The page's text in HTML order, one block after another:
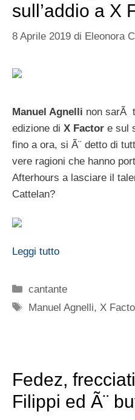
sull’addio a X
8 Aprile 2019 di Eleonora
Manuel Agnelli non sarÃ
edizione di X Factor e sul
fino a ora, si Ã¨ detto di
vere ragioni che hanno
Afterhours a lasciare il
Cattelan?
Leggi tutto
Categorie
cantante
Tag
Manuel Agnelli, X
Fedez,
Filippi ed Ã¨